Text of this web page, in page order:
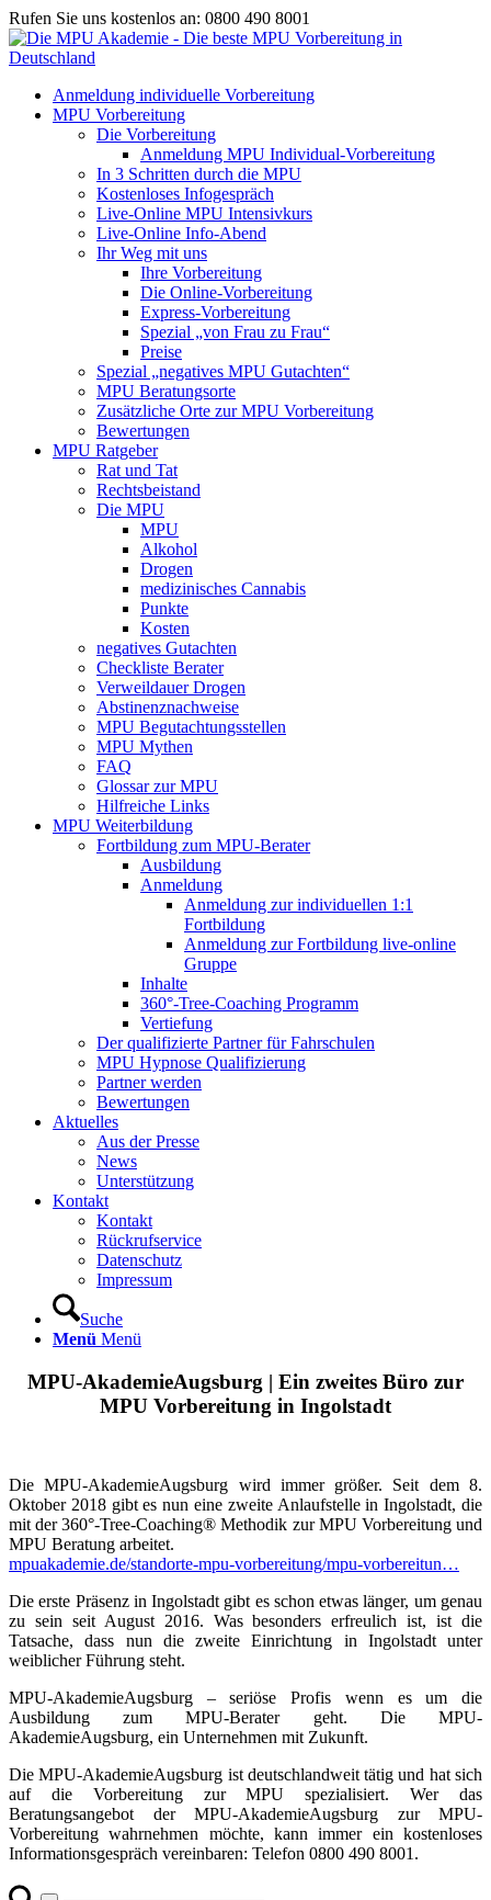
Rufen Sie uns kostenlos an: 0800 490 8001
Anmeldung individuelle Vorbereitung
MPU Vorbereitung
Die Vorbereitung
Anmeldung MPU Individual-Vorbereitung
In 3 Schritten durch die MPU
Kostenloses Infogespräch
Live-Online MPU Intensivkurs
Live-Online Info-Abend
Ihr Weg mit uns
Ihre Vorbereitung
Die Online-Vorbereitung
Express-Vorbereitung
Spezial „von Frau zu Frau“
Preise
Spezial „negatives MPU Gutachten“
MPU Beratungsorte
Zusätzliche Orte zur MPU Vorbereitung
Bewertungen
MPU Ratgeber
Rat und Tat
Rechtsbeistand
Die MPU
MPU
Alkohol
Drogen
medizinisches Cannabis
Punkte
Kosten
negatives Gutachten
Checkliste Berater
Verweildauer Drogen
Abstinenznachweise
MPU Begutachtungsstellen
MPU Mythen
FAQ
Glossar zur MPU
Hilfreiche Links
MPU Weiterbildung
Fortbildung zum MPU-Berater
Ausbildung
Anmeldung
Anmeldung zur individuellen 1:1
Fortbildung
Anmeldung zur Fortbildung live-online
Gruppe
Inhalte
360°-Tree-Coaching Programm
Vertiefung
Der qualifizierte Partner für Fahrschulen
MPU Hypnose Qualifizierung
Partner werden
Bewertungen
Aktuelles
Aus der Presse
News
Unterstützung
Kontakt
Kontakt
Rückrufservice
Datenschutz
Impressum
Suche
Menü Menü
MPU-AkademieAugsburg | Ein zweites Büro zur
MPU Vorbereitung in Ingolstadt
Die MPU-AkademieAugsburg wird immer größer. Seit dem 8.
Oktober 2018 gibt es nun eine zweite Anlaufstelle in Ingolstadt, die
mit der 360°-Tree-Coaching® Methodik zur MPU Vorbereitung und
MPU Beratung arbeitet.
mpuakademie.de/standorte-mpu-vorbereitung/mpu-vorbereitun…
Die erste Präsenz in Ingolstadt gibt es schon etwas länger, um genau
zu sein seit August 2016. Was besonders erfreulich ist, ist die
Tatsache, dass nun die zweite Einrichtung in Ingolstadt unter
weiblicher Führung steht.
MPU-AkademieAugsburg – seriöse Profis wenn es um die
Ausbildung zum MPU-Berater geht. Die MPU-
AkademieAugsburg, ein Unternehmen mit Zukunft.
Die MPU-AkademieAugsburg ist deutschlandweit tätig und hat sich
auf die Vorbereitung zur MPU spezialisiert. Wer das
Beratungsangebot der MPU-AkademieAugsburg zur MPU-
Vorbereitung wahrnehmen möchte, kann immer ein kostenloses
Informationsgespräch vereinbaren: Telefon 0800 490 8001.